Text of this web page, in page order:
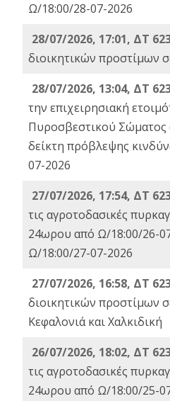
Ω/18:00/28-07-2026
28/07/2026, 17:01, ΔΤ
διοικητικών προστίμων
28/07/2026, 13:04, ΔΤ
την επιχειρησιακή
Πυροσβεστικού
δείκτη πρόβλεψης
07-2026
27/07/2026, 17:54, ΔΤ
τις αγροτοδασικές
24ωρου από Ω/18:00/26-
Ω/18:00/27-07-2026
27/07/2026, 16:58, ΔΤ
διοικητικών προστίμων
Κεφαλονιά και Χαλκιδική
26/07/2026, 18:02, ΔΤ
τις αγροτοδασικές
24ωρου από Ω/18:00/25-